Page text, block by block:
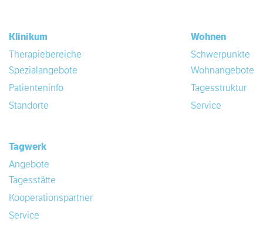
Klinikum
Therapiebereiche
Spezialangebote
Patienteninfo
Standorte
Wohnen
Schwerpunkte
Wohnangebote
Tagesstruktur
Service
Tagwerk
Angebote
Tagesstätte
Kooperationspartner
Service